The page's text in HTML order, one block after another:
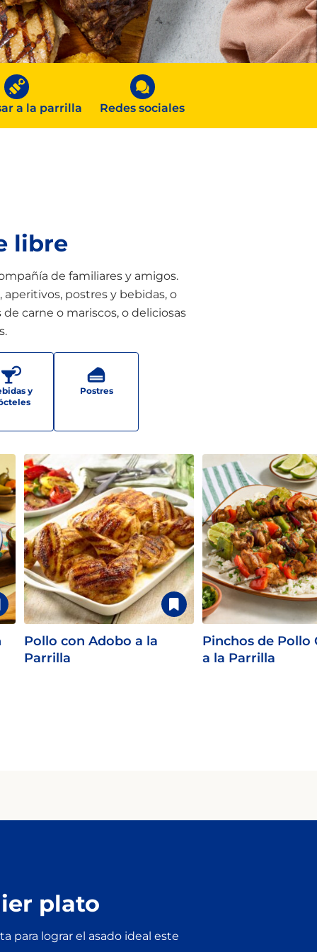
a la parrilla Redes sociales
libre
de familiares y amigos.
postres y bebidas, o
carne o mariscos, o deliciosas
y
Postres
Pollo con Adobo a la
Parrilla
Pinchos de Pollo
a la Parrilla
plato
para lograr el asado ideal este